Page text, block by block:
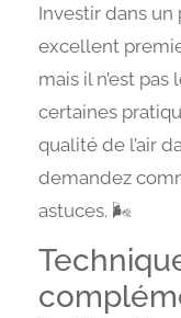
Investir dans un
excellent
mais il n’est
certaines
qualité de l’air
demandez
astuces. 🌬️